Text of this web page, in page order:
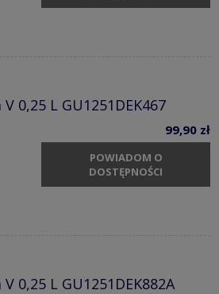
0,25 L GU1251DEK467
99,90 zł
POWIADOM O
DOSTĘPNOŚCI
0,25 L GU1251DEK882A